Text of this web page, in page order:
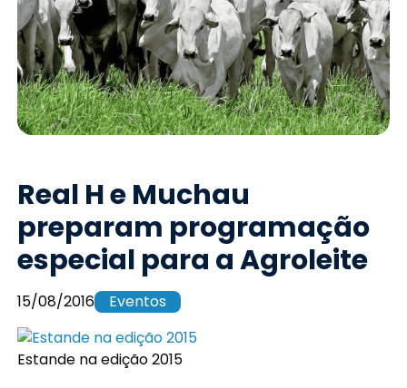
Real H e Muchau
preparam programação
especial para a Agroleite
15/08/2016 Eventos
Estande na edição 2015